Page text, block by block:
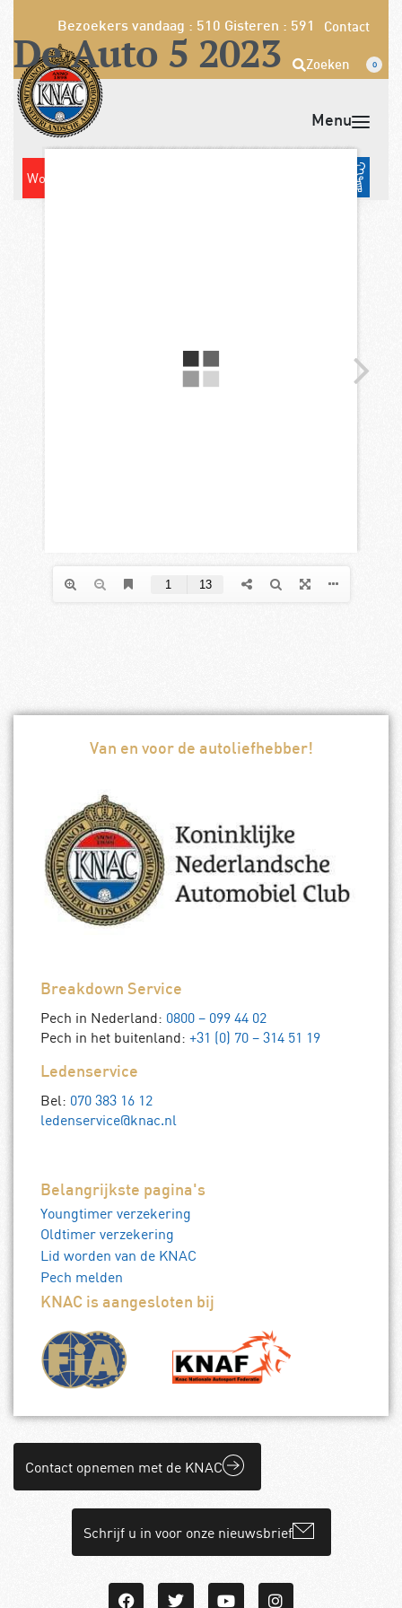
Bezoekers vandaag : 510 Gisteren : 591 Contact
Zoeken 0
Word nu lid!
De Auto 5 2023
Van en voor de autoliefhebber!
Breakdown Service
Pech in Nederland: 0800 – 099 44 02
Pech in het buitenland: +31 (0) 70 – 314 51 19
Ledenservice
Bel: 070 383 16 12
ledenservice@knac.nl
Belangrijkste pagina's
Youngtimer verzekering
Oldtimer verzekering
Lid worden van de KNAC
Pech melden
KNAC is aangesloten bij
Contact opnemen met de KNAC
Schrijf u in voor onze nieuwsbrief